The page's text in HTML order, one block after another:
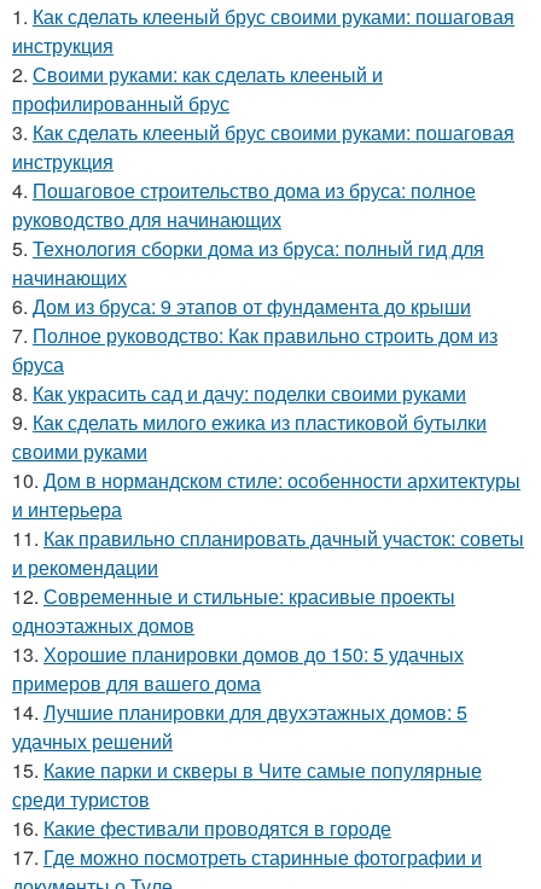
1. Как сделать клееный брус своими руками: пошаговая
инструкция
2. Своими руками: как сделать клееный и
профилированный брус
3. Как сделать клееный брус своими руками: пошаговая
инструкция
4. Пошаговое строительство дома из бруса: полное
руководство для начинающих
5. Технология сборки дома из бруса: полный гид для
начинающих
6. Дом из бруса: 9 этапов от фундамента до крыши
7. Полное руководство: Как правильно строить дом из
бруса
8. Как украсить сад и дачу: поделки своими руками
9. Как сделать милого ежика из пластиковой бутылки
своими руками
10. Дом в нормандском стиле: особенности архитектуры
и интерьера
11. Как правильно спланировать дачный участок: советы
и рекомендации
12. Современные и стильные: красивые проекты
одноэтажных домов
13. Хорошие планировки домов до 150: 5 удачных
примеров для вашего дома
14. Лучшие планировки для двухэтажных домов: 5
удачных решений
15. Какие парки и скверы в Чите самые популярные
среди туристов
16. Какие фестивали проводятся в городе
17. Где можно посмотреть старинные фотографии и